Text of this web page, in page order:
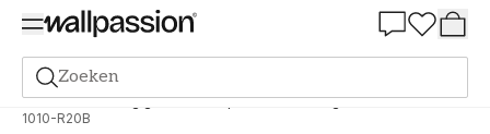
Zoeken
Verf Bestelling gebaseerd op NCS Bestelling door NCS
1010-R20B